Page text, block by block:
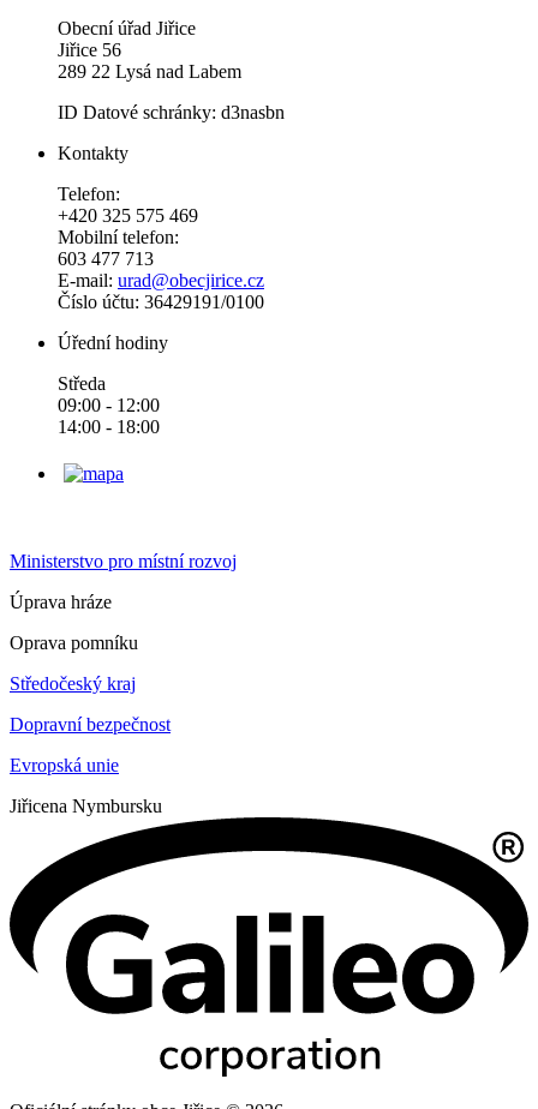
Obecní úřad Jiřice
Jiřice 56
289 22 Lysá nad Labem
ID Datové schránky: d3nasbn
Kontakty
Telefon:
+420 325 575 469
Mobilní telefon:
603 477 713
E-mail: urad@obecjirice.cz
Číslo účtu: 36429191/0100
Úřední hodiny
Středa
09:00 - 12:00
14:00 - 18:00
Ministerstvo pro místní rozvoj
Úprava hráze
Oprava pomníku
Středočeský kraj
Dopravní bezpečnost
Evropská unie
Jiřicena Nymbursku